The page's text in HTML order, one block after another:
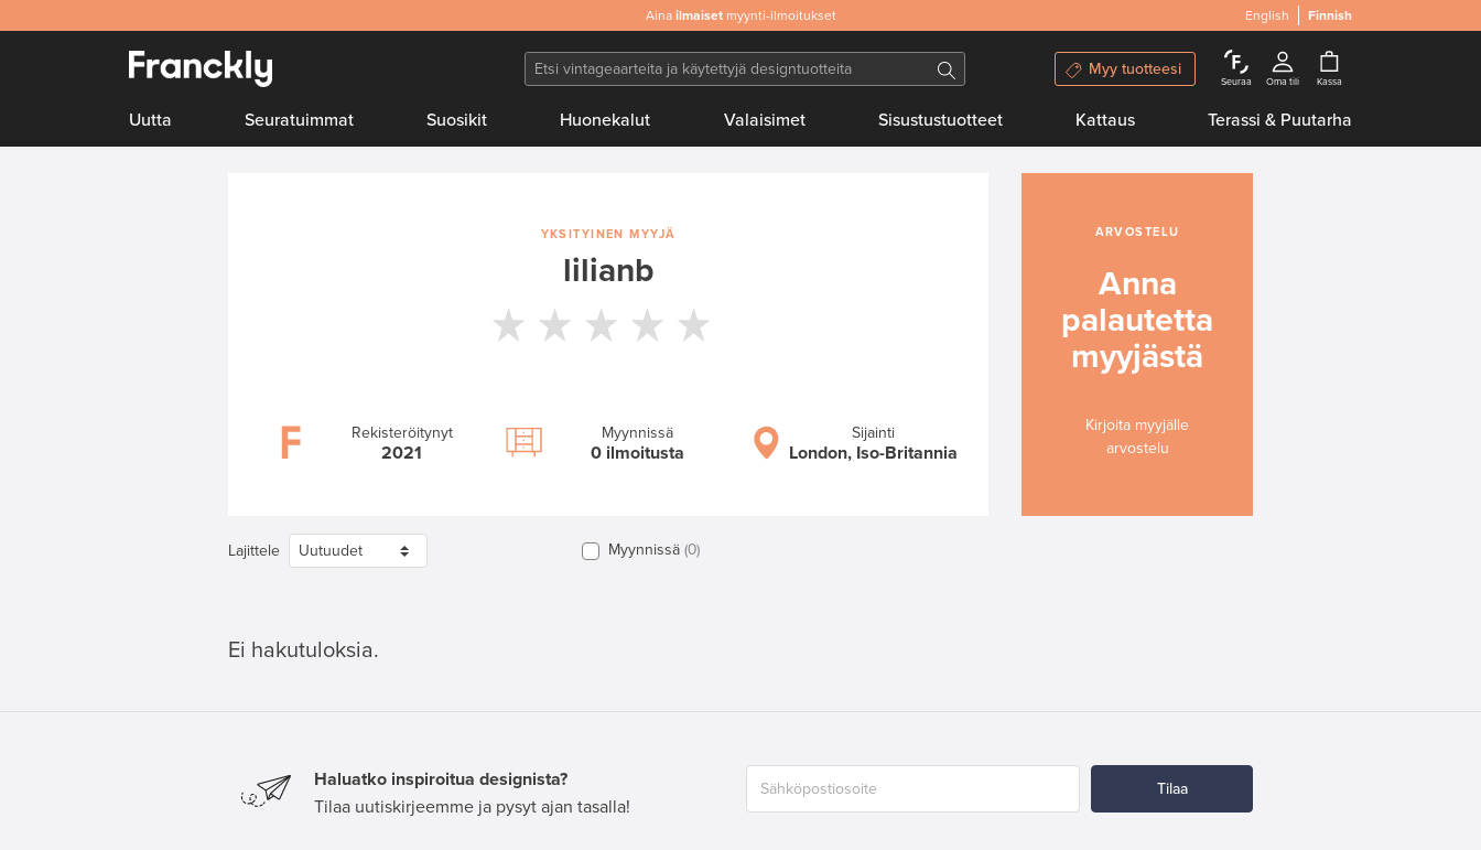
Ainailmaisetmyynti-ilmoitukset
Aitoa& laadukasta designia English Finnish
Myy tuotteesi
Seuraa Oma tili Kassa
Uutta Seuratuimmat Suosikit Huonekalut Valaisimet Sisustustuotteet Kattaus Terassi & Puutarha
YKSITYINEN MYYJÄ
lilianb
Rekisteröitynyt
2021
Myynnissä
0 ilmoitusta
Sijainti
London, Iso-Britannia
ARVOSTELU
Anna
palautetta
myyjästä
Kirjoita myyjälle
arvostelu
Lajittele Myynnissä 0
Ei hakutuloksia.
Haluatko inspiroitua designista?
Tilaa uutiskirjeemme ja pysyt ajan tasalla!
Tilaa